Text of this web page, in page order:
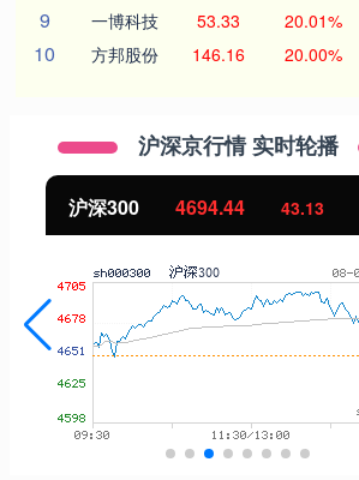
9 一博科技 53.33 20.01%
10 方邦股份 146.16 20.00%
沪深京行情 实时轮播
北证50 1134.24 11.37